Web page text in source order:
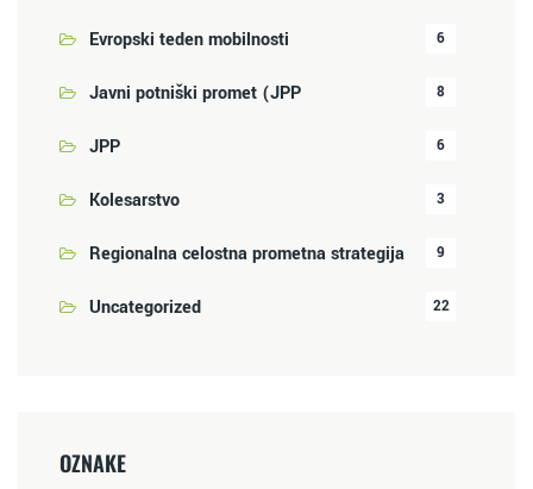
Evropski teden mobilnosti 6
Javni potniški promet (JPP 8
JPP 6
Kolesarstvo 3
Regionalna celostna prometna strategija 9
Uncategorized 22
OZNAKE